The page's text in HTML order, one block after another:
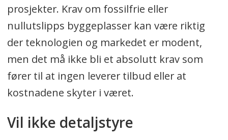
prosjekter. Krav om fossilfrie eller
nullutslipps byggeplasser kan være riktig
der teknologien og markedet er modent,
men det må ikke bli et absolutt krav som
fører til at ingen leverer tilbud eller at
kostnadene skyter i været.
Vil ikke detaljstyre